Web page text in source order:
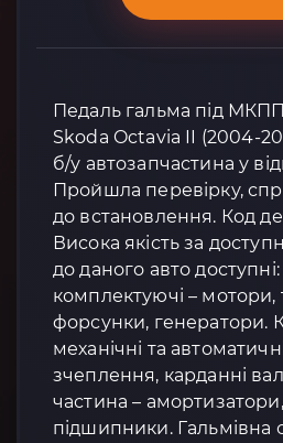
Педаль гальма під
Skoda Octavia II (2004-
б/у автозапчастина у
Пройшла перевірку,
до встановлення. Код
Висока якість за
до даного авто
комплектуючі – мотори,
форсунки, генератори.
механічні та
зчеплення, карданні
частина –
підшипники. Гальмівна